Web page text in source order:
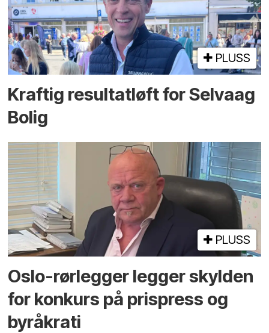
PLUSS
Kraftig resultatløft for Selvaag
Bolig
PLUSS
Oslo-rørlegger legger skylden
for konkurs på prispress og
byråkrati